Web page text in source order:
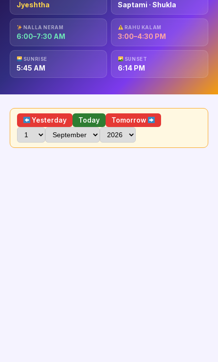
Jyeshtha Saptami · Shukla
NALLA NERAM
6:00–7:30 AM
RAHU KALAM
3:00–4:30 PM
SUNRISE
5:45 AM
SUNSET
6:14 PM
Yesterday Today Tomorrow